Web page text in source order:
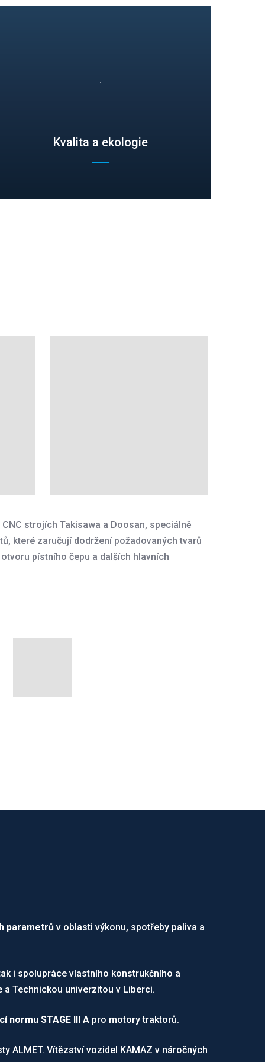
Kvalita a ekologie
strojích Takisawa a Doosan, speciálně
které zaručují dodržení požadovaných tvarů
pístního čepu a dalších hlavních
parametrův oblasti výkonu, spotřeby paliva a
i spolupráce vlastního konstrukčního a
Technickou univerzitou v Liberci.
normu STAGE III A pro motory traktorů.
ALMET. Vítězství vozidel KAMAZ v náročných